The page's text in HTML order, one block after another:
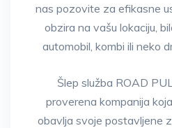
nas pozovite za efikasne
obzira na vašu lokaciju,
automobil, kombi ili neko
Šlep služba ROAD
proverena kompanija
obavlja svoje postavljene